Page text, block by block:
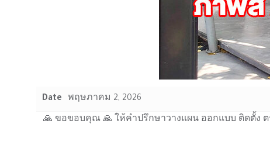
Date พฤษภาคม 2, 2026
🙏 ขอขอบคุณ 🙏 ให้คำปรึกษาวางแผน ออกแบบ ติดตั้ง